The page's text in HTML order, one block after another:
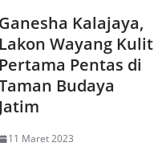
Ganesha Kalajaya,
Lakon Wayang Kulit
Pertama Pentas di
Budaya
Jatim
11 Maret 2023